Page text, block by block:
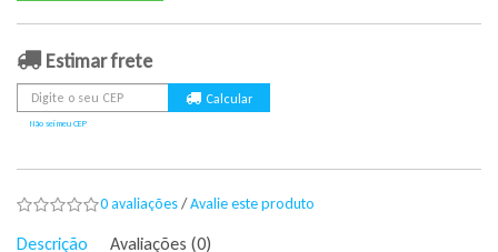
Estimar frete
Não sei meu CEP
0 avaliações/Avalie este produto
Descrição Avaliações (0)